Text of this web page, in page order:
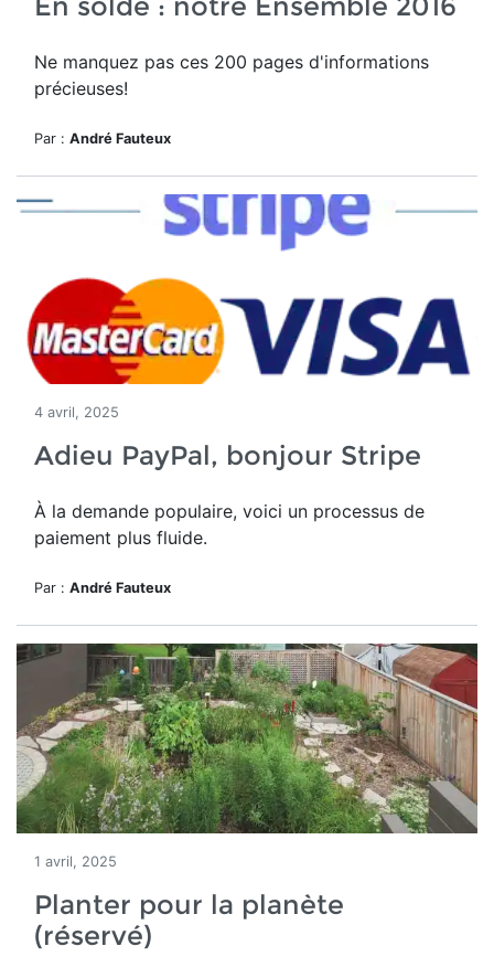
Ne manquez pas ces 200 pages d'informations
précieuses!
Par : André Fauteux
4 avril, 2025
Adieu PayPal, bonjour Stripe
À la demande populaire, voici un processus de
paiement plus fluide.
Par : André Fauteux
1 avril, 2025
Planter pour la planète
(réservé)